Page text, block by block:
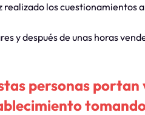
realizado los cuestionamientos
y después de unas horas
personas portan